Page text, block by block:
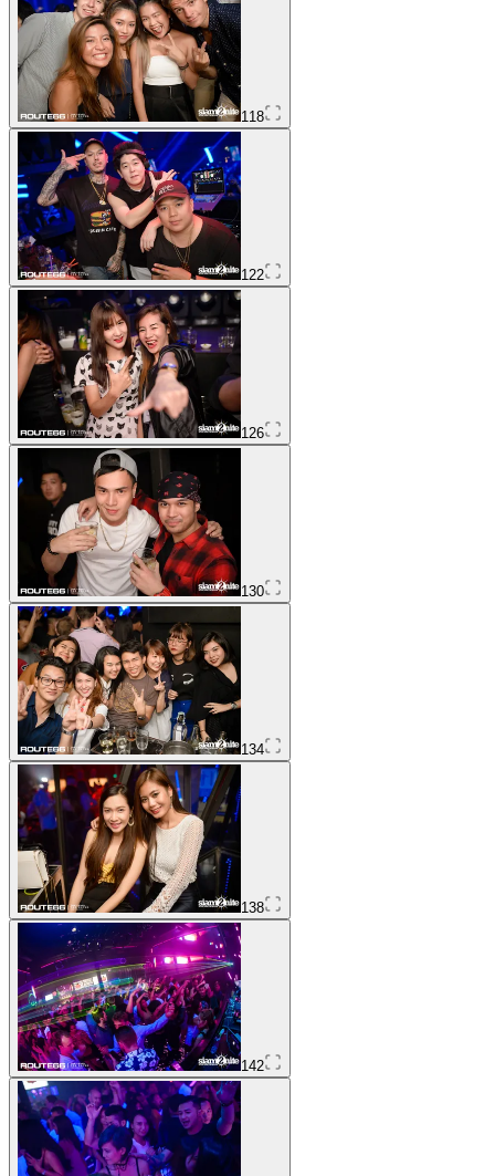
118
122
126
130
134
138
142